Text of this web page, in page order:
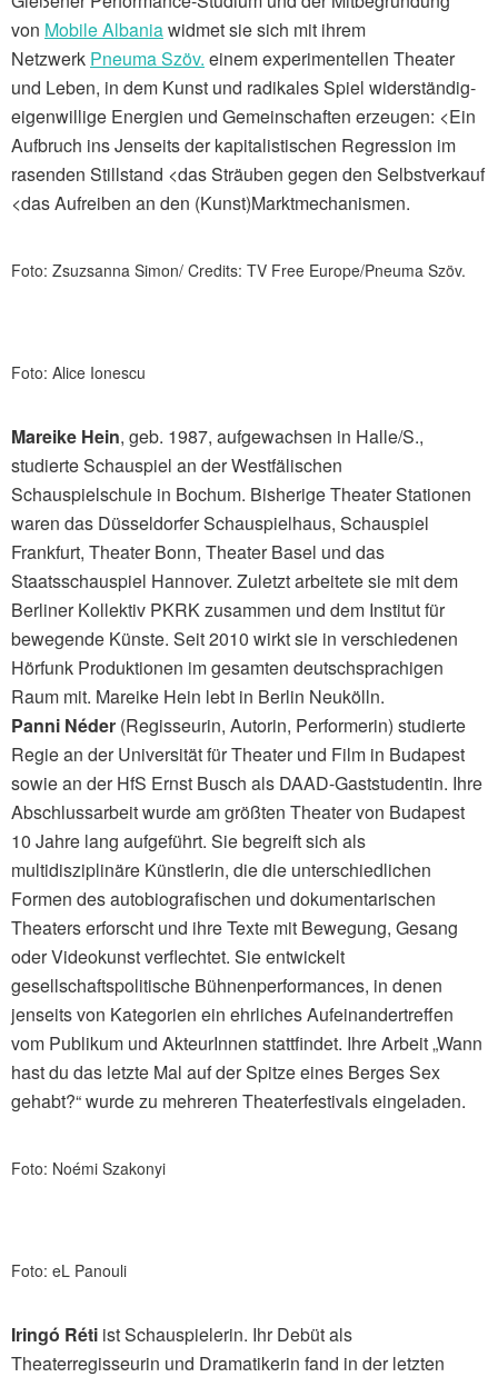
von Mobile Albaniawidmet sie sich mit ihrem
Netzwerk Pneuma Szöv. einem experimentellen Theater
und Leben, in dem Kunst und radikales Spiel widerständig-
eigenwillige Energien und Gemeinschaften erzeugen: <Ein
Aufbruch ins Jenseits der kapitalistischen Regression im
rasenden Stillstand <das Sträuben gegen den Selbstverkauf
<das Aufreiben an den (Kunst)Marktmechanismen.
Foto: Zsuzsanna Simon/ Credits: TV Free Europe/Pneuma Szöv.
Foto: Alice Ionescu
Mareike Hein, geb. 1987, aufgewachsen in Halle/S.,
studierte Schauspiel an der Westfälischen
Schauspielschule in Bochum. Bisherige Theater Stationen
waren das Düsseldorfer Schauspielhaus, Schauspiel
Frankfurt, Theater Bonn, Theater Basel und das
Staatsschauspiel Hannover. Zuletzt arbeitete sie mit dem
Berliner Kollektiv PKRK zusammen und dem Institut für
bewegende Künste. Seit 2010 wirkt sie in verschiedenen
Hörfunk Produktionen im gesamten deutschsprachigen
Raum mit. Mareike Hein lebt in Berlin Neukölln.
Panni Néder (Regisseurin, Autorin, Performerin) studierte
Regie an der Universität für Theater und Film in Budapest
sowie an der HfS Ernst Busch als DAAD-Gaststudentin. Ihre
Abschlussarbeit wurde am größten Theater von Budapest
10 Jahre lang aufgeführt. Sie begreift sich als
multidisziplinäre Künstlerin, die die unterschiedlichen
Formen des autobiografischen und dokumentarischen
Theaters erforscht und ihre Texte mit Bewegung, Gesang
oder Videokunst verflechtet. Sie entwickelt
gesellschaftspolitische Bühnenperformances, in denen
jenseits von Kategorien ein ehrliches Aufeinandertreffen
vom Publikum und AkteurInnen stattfindet. Ihre Arbeit „Wann
hast du das letzte Mal auf der Spitze eines Berges Sex
gehabt?“ wurde zu mehreren Theaterfestivals eingeladen.
Foto: Noémi Szakonyi
Foto: eL Panouli
Iringó Réti ist Schauspielerin. Ihr Debüt als
Theaterregisseurin und Dramatikerin fand in der letzten